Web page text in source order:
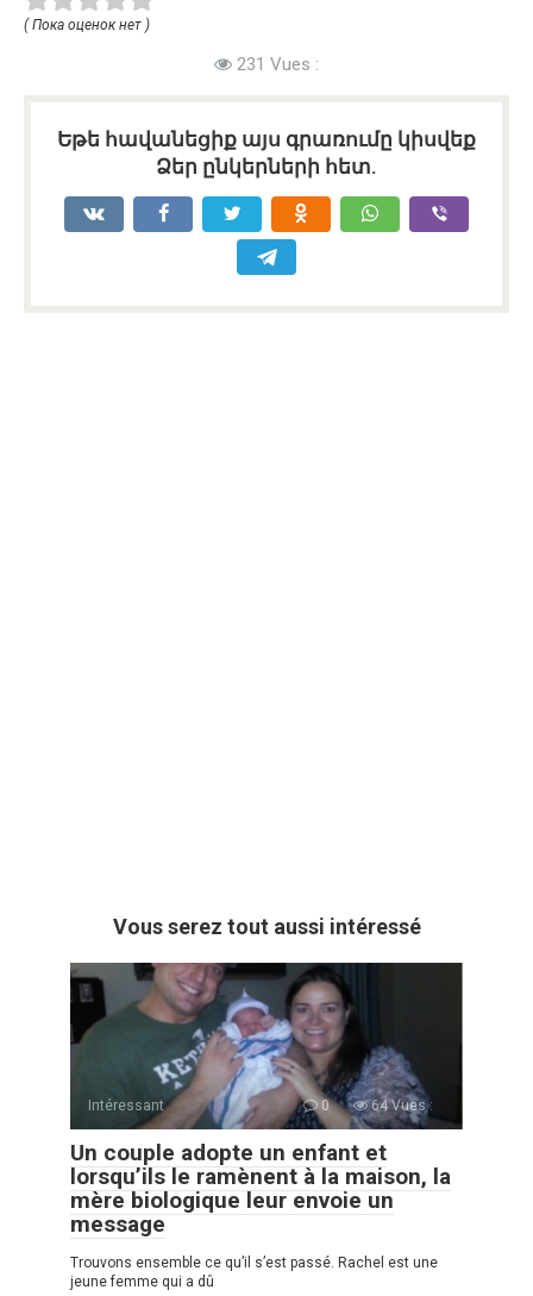
( Пока оценок нет )
231 Vues :
Եթե հավանեցիք այս գրառումը կիսվեք
Ձեր ընկերների հետ.
Vous serez tout aussi intéressé
Intéressant 0 64 Vues :
Un couple adopte un enfant et
lorsqu’ils le ramènent à la maison, la
mère biologique leur envoie un
message
Trouvons ensemble ce qu’il s’est passé. Rachel est une
jeune femme qui a dû